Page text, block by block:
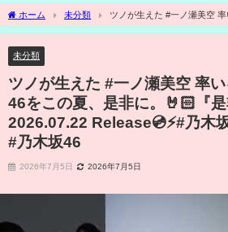
ホーム 未分類
ツノが生えた #一ノ瀬美空
夏、是非に。🤘🏻『是非に及ばず』2026.07.22
未分類
ツノが生えた #一ノ瀬美空 率
46をこの夏、是非に。🤘🏻『是
2026.07.22 Release💿⚡️#乃木
#乃木坂46
2026年7月5日 2026年7月5日